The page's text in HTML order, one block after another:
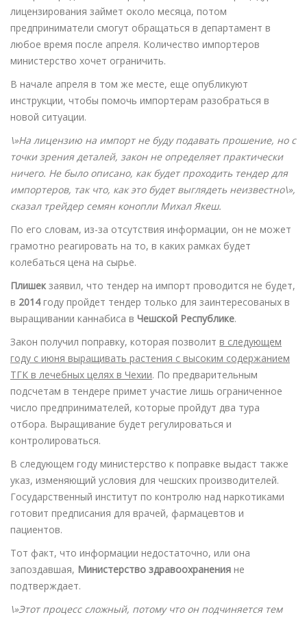
лицензирования займет около месяца, потом
предприниматели смогут обращаться в департамент в
любое время после апреля. Количество импортеров
министерство хочет ограничить.
В начале апреля в том же месте, еще опубликуют
инструкции, чтобы помочь импортерам разобраться в
новой ситуации.
\»На лицензию на импорт не буду подавать прошение, но с
точки зрения деталей, закон не определяет практически
ничего. Не было описано, как будет проходить тендер для
импортеров, так что, как это будет выглядеть неизвестно\»,
сказал трейдер семян конопли Михал Якеш.
По его словам, из-за отсутствия информации, он не может
грамотно реагировать на то, в каких рамках будет
колебаться цена на сырье.
Плишекзаявил, что тендер на импорт проводится не будет,
в 2014году пройдет тендер только для заинтересованых в
выращивании каннабиса в Чешской Республике.
Закон получил поправку, которая позволит в следующем
году с июня выращивать растения с высоким содержанием
ТГК в лечебных целях в Чехии. По предварительным
подсчетам в тендере примет участие лишь ограниченное
число предпринимателей, которые пройдут два тура
отбора. Выращивание будет регулироваться и
контролироваться.
В следующем году министерство к поправке выдаст также
указ, изменяющий условия для чешских производителей.
Государственный институт по контролю над наркотиками
готовит предписания для врачей, фармацевтов и
пациентов.
Тот факт, что информации недостаточно, или она
запоздавшая, Министерство здравоохранения не
подтверждает.
\»Этот процесс сложный, потому что он подчиняется тем